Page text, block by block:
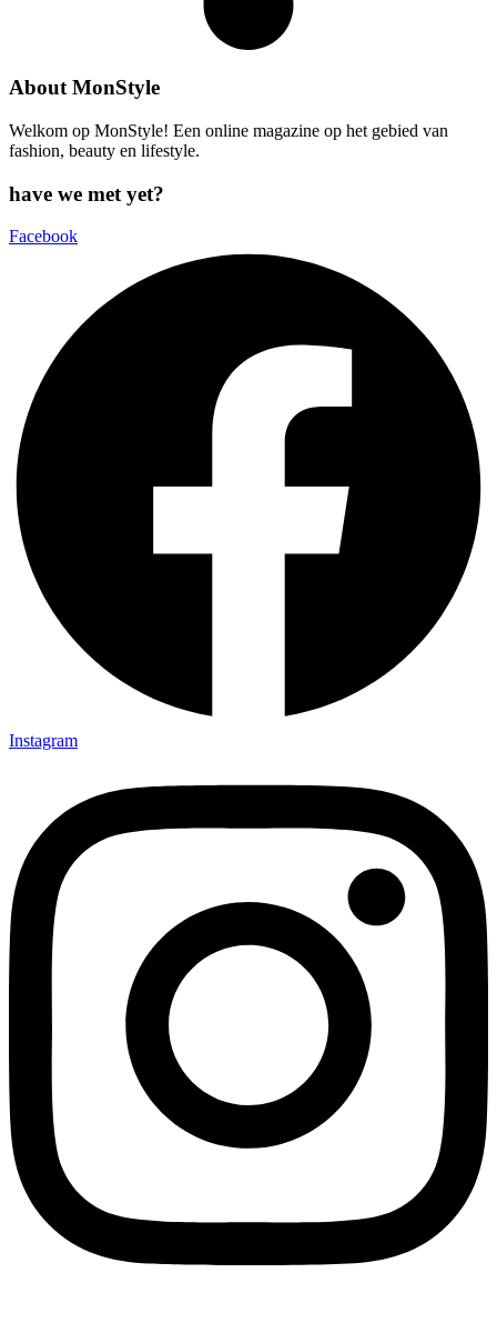
About MonStyle
Welkom op MonStyle! Een online magazine op het gebied van
fashion, beauty en lifestyle.
have we met yet?
Facebook
Instagram